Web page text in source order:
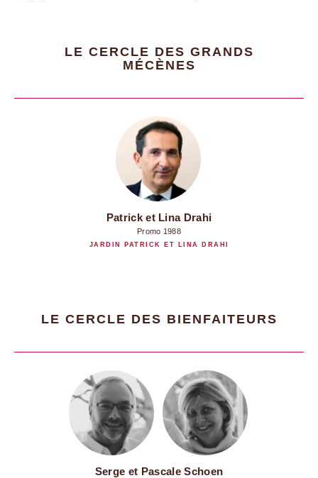
LE CERCLE DES GRANDS
MÉCÈNES
Patrick et Lina Drahi
Promo 1988
JARDIN PATRICK ET LINA DRAHI
LE CERCLE DES BIENFAITEURS
Serge et Pascale Schoen